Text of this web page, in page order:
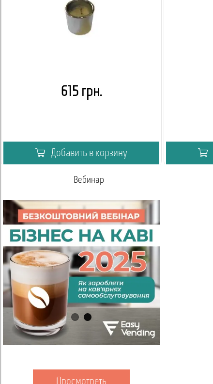
615 грн.
Добавить в корзину
Вебинар